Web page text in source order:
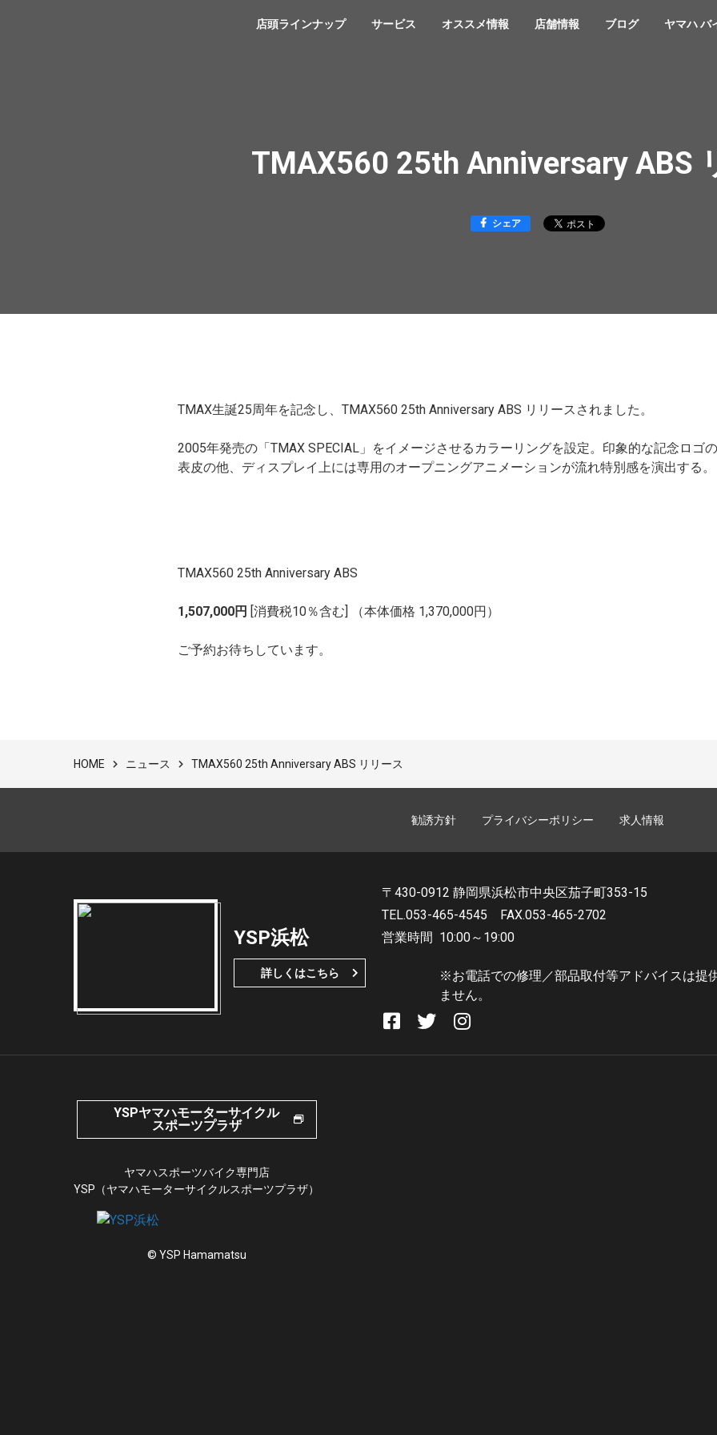
YSP浜松店頭ラインナップ サービス オススメ情報 店舗情報 ブログ ヤマハ バ
TMAX560 25th Anniversary ABS
シェア
TMAX生誕25周年を記念し、TMAX560 25th Anniversary ABS リリースされました。
2005年発売の「TMAX SPECIAL」をイメージさせるカラーリングを設定。印象的な記念ロゴ
表皮の他、ディスプレイ上には専用のオープニングアニメーションが流れ特別感を演出する。
TMAX560 25th Anniversary ABS
1,507,000円 [消費税10％含む] （本体価格 1,370,000円）
ご予約お待ちしています。
HOME ニュース TMAX560 25th Anniversary ABS リリース
勧誘方針 プライバシーポリシー 求人情報
YSP浜松
詳しくはこちら
〒430-0912 静岡県浜松市中央区茄子町353-15
TEL.053-465-4545
FAX.053-465-2702
営業時間 10:00～19:00
※お電話での修理／部品取付等アドバイスは提
ません。
YSPヤマハモーターサイクル
スポーツプラザ
ヤマハスポーツバイク専門店
YSP（ヤマハモーターサイクルスポーツプラザ）
© YSP Hamamatsu